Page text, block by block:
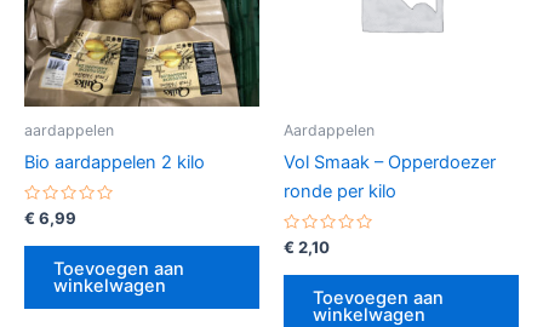
aardappelen
Bio aardappelen 2 kilo
Gewaardeerd
uit
€ 6,99
Toevoegen aan
winkelwagen
Aardappelen
Vol Smaak – Opperdoezer
ronde per kilo
Gewaardeerd
uit
€ 2,10
Toevoegen aan
winkelwagen